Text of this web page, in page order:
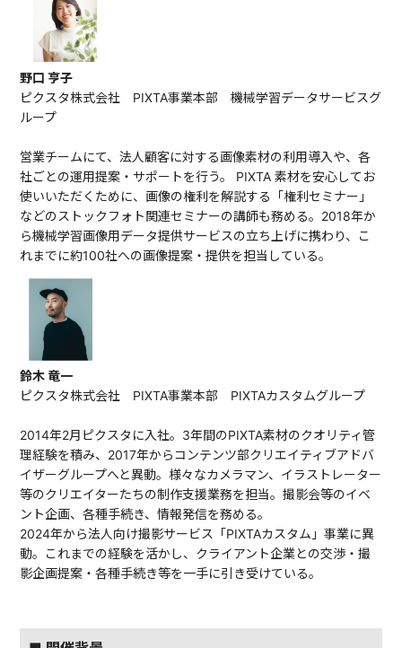
野口 亨子
ピクスタ株式会社 PIXTA事業本部 機械学習データサービスグ
ループ
営業チームにて、法人顧客に対する画像素材の利用導入や、各
社ごとの運用提案・サポートを行う。 PIXTA 素材を安心してお
使いいただくために、画像の権利を解説する「権利セミナー」
などのストックフォト関連セミナーの講師も務める。2018年か
ら機械学習画像用データ提供サービスの立ち上げに携わり、こ
れまでに約100社への画像提案・提供を担当している。
鈴木 竜一
ピクスタ株式会社 PIXTA事業本部 PIXTAカスタムグループ
2014年2月ピクスタに入社。3年間のPIXTA素材のクオリティ管
理経験を積み、2017年からコンテンツ部クリエイティブアドバ
イザーグループへと異動。様々なカメラマン、イラストレーター
等のクリエイターたちの制作支援業務を担当。撮影会等のイベ
ント企画、各種手続き、情報発信を務める。
2024年から法人向け撮影サービス「PIXTAカスタム」事業に異
動。これまでの経験を活かし、クライアント企業との交渉・撮
影企画提案・各種手続き等を一手に引き受けている。